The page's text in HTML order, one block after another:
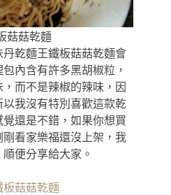
菇菇乾麵
乾麵王鐵板菇菇乾麵會
內含有許多黑胡椒粒，
而不是辣椒的辣味，因
我沒有特別喜歡這款乾
還是不錯，如果你想買
看家樂福還沒上架，我
便分享給大家。
板菇菇乾麵